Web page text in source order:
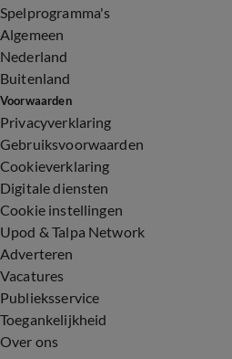
Spelprogramma's
Algemeen
Nederland
Buitenland
Voorwaarden
Privacyverklaring
Gebruiksvoorwaarden
Cookieverklaring
Digitale diensten
Cookie instellingen
Upod & Talpa Network
Adverteren
Vacatures
Publieksservice
Toegankelijkheid
Over ons